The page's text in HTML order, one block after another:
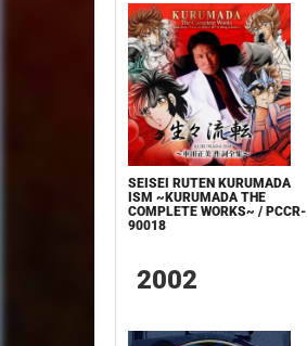
SEISEI RUTEN KURUMADA
ISM ~KURUMADA THE
COMPLETE WORKS~ / PCCR-
90018
2002